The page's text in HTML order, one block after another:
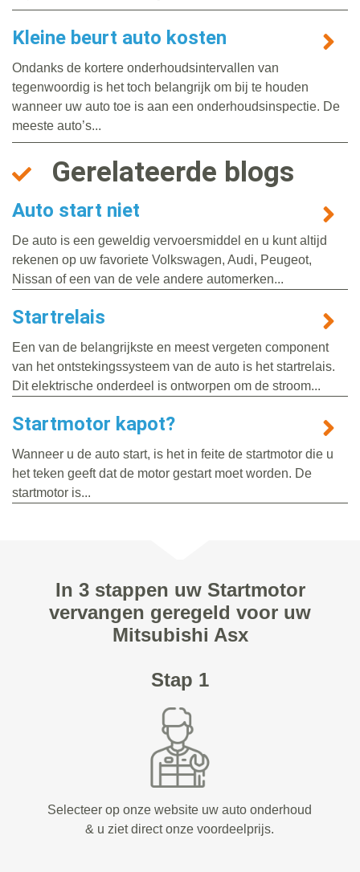
Kleine beurt auto kosten
Ondanks de kortere onderhoudsintervallen van
tegenwoordig is het toch belangrijk om bij te houden
wanneer uw auto toe is aan een onderhoudsinspectie. De
meeste auto’s...
Gerelateerde blogs
Auto start niet
De auto is een geweldig vervoersmiddel en u kunt altijd
rekenen op uw favoriete Volkswagen, Audi, Peugeot,
Nissan of een van de vele andere automerken...
Startrelais
Een van de belangrijkste en meest vergeten component
van het ontstekingssysteem van de auto is het startrelais.
Dit elektrische onderdeel is ontworpen om de stroom...
Startmotor kapot?
Wanneer u de auto start, is het in feite de startmotor die u
het teken geeft dat de motor gestart moet worden. De
startmotor is...
In 3 stappen uw Startmotor
vervangen geregeld voor uw
Mitsubishi Asx
Stap 1
Selecteer op onze website uw auto onderhoud
& u ziet direct onze voordeelprijs.